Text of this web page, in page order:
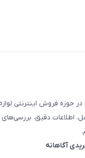
حوزه فروش اینترنتی
اطلاعات دقیق،
آگاهانه